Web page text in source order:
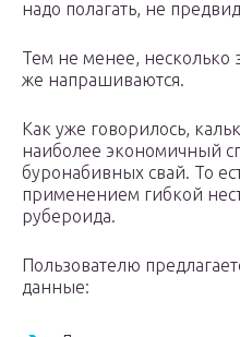
надо полагать, не
Тем не менее, несколько
же напрашиваются.
Как уже говорилось,
наиболее экономичный
буронабивных свай. То
применением гибкой
рубероида.
Пользователю
данные: